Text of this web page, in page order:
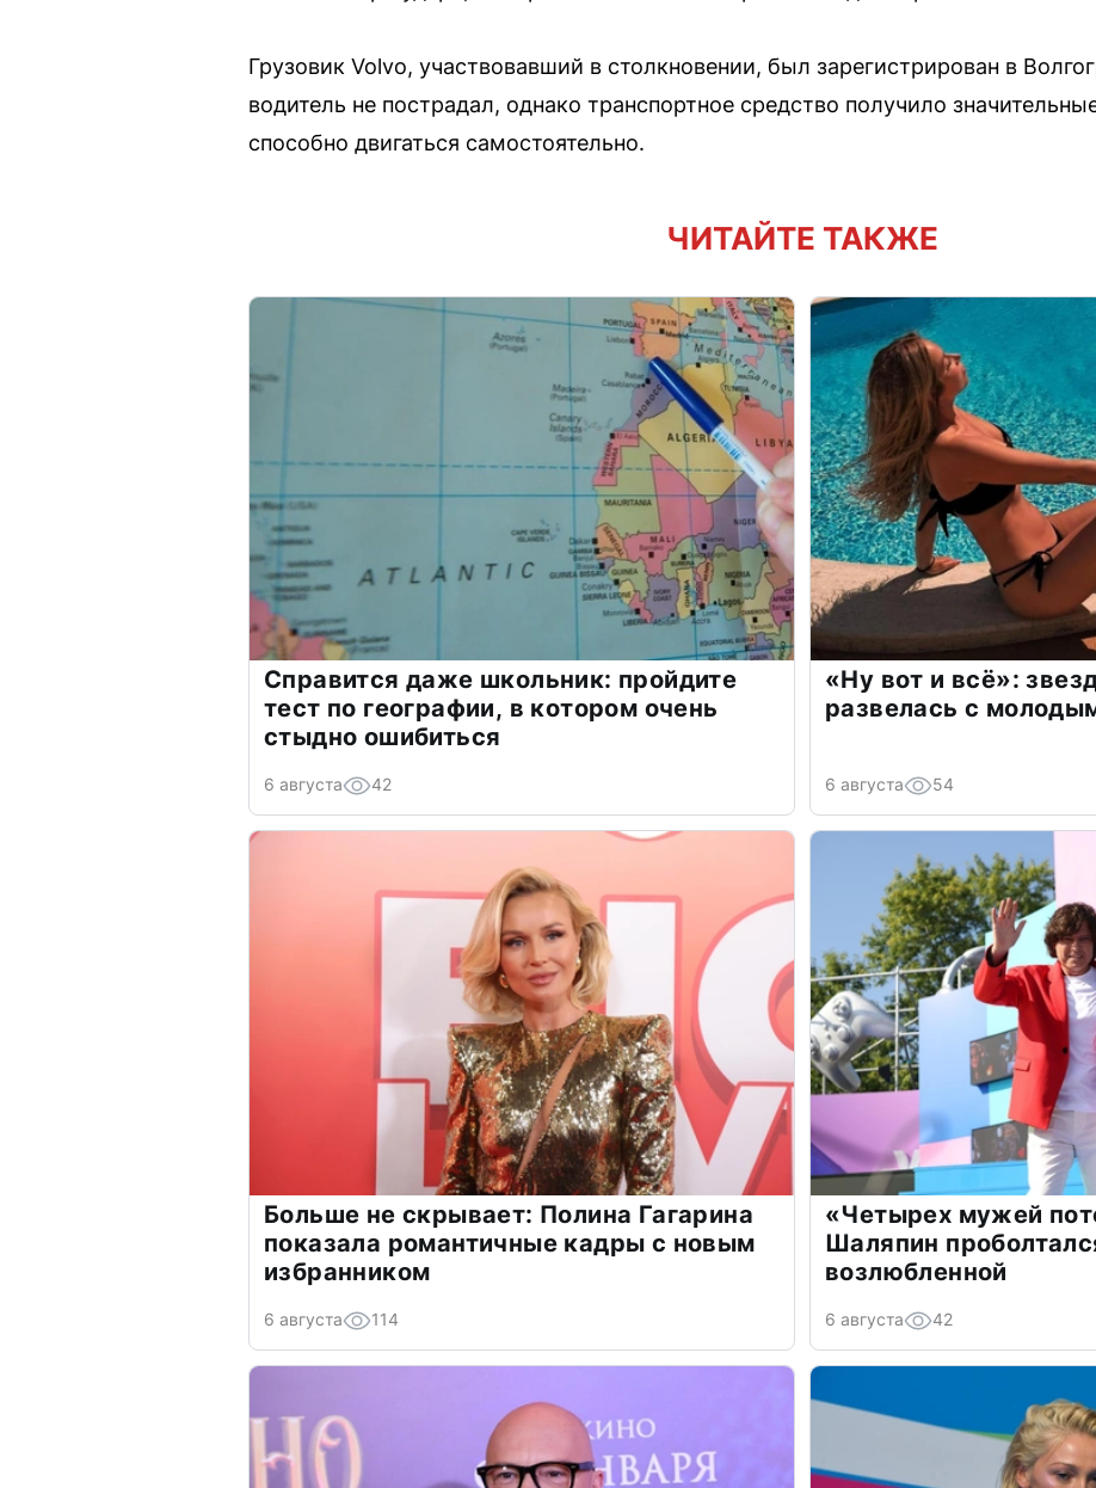
Грузовик Volvo, участвовавший в столкновении, был зарегистрирован в
водитель не пострадал, однако транспортное средство получило
способно двигаться самостоятельно.
ЧИТАЙТЕ ТАКЖЕ
Справится даже школьник: пройдите
тест по географии, в котором очень
стыдно ошибиться
6 августа 42
«Ну вот и всё»:
развелась с
6 августа 54
Больше не скрывает: Полина Гагарина
показала романтичные кадры с новым
избранником
6 августа 114
«Четырех мужей
Шаляпин
возлюбленной
6 августа 42